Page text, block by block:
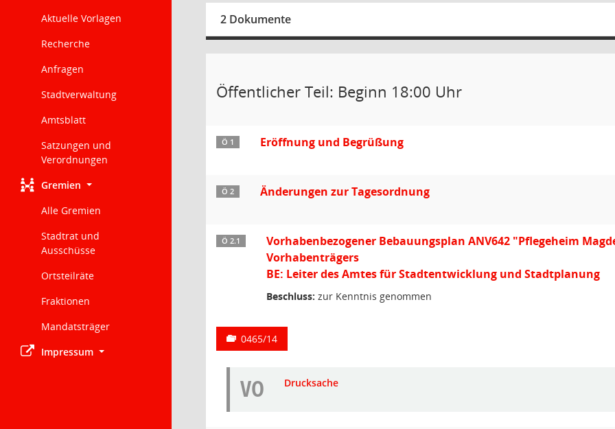
Aktuelle Vorlagen
Recherche
Anfragen
Stadtverwaltung
Amtsblatt
Satzungen und
Verordnungen
Gremien
Alle Gremien
Stadtrat und
Ausschüsse
Ortsteilräte
Fraktionen
Mandatsträger
Impressum
2 Dokumente
Öffentlicher Teil: Beginn 18:00 Uhr
Ö 1 Eröffnung und Begrüßung
Ö 2 Änderungen zur Tagesordnung
Ö 2.1
Vorhabenbezogener Bebauungsplan ANV642 "Pflegeheim
Vorhabenträgers
BE: Leiter des Amtes für Stadtentwicklung und Stadtplanung
Beschluss: zur Kenntnis genommen
0465/14
VO Drucksache